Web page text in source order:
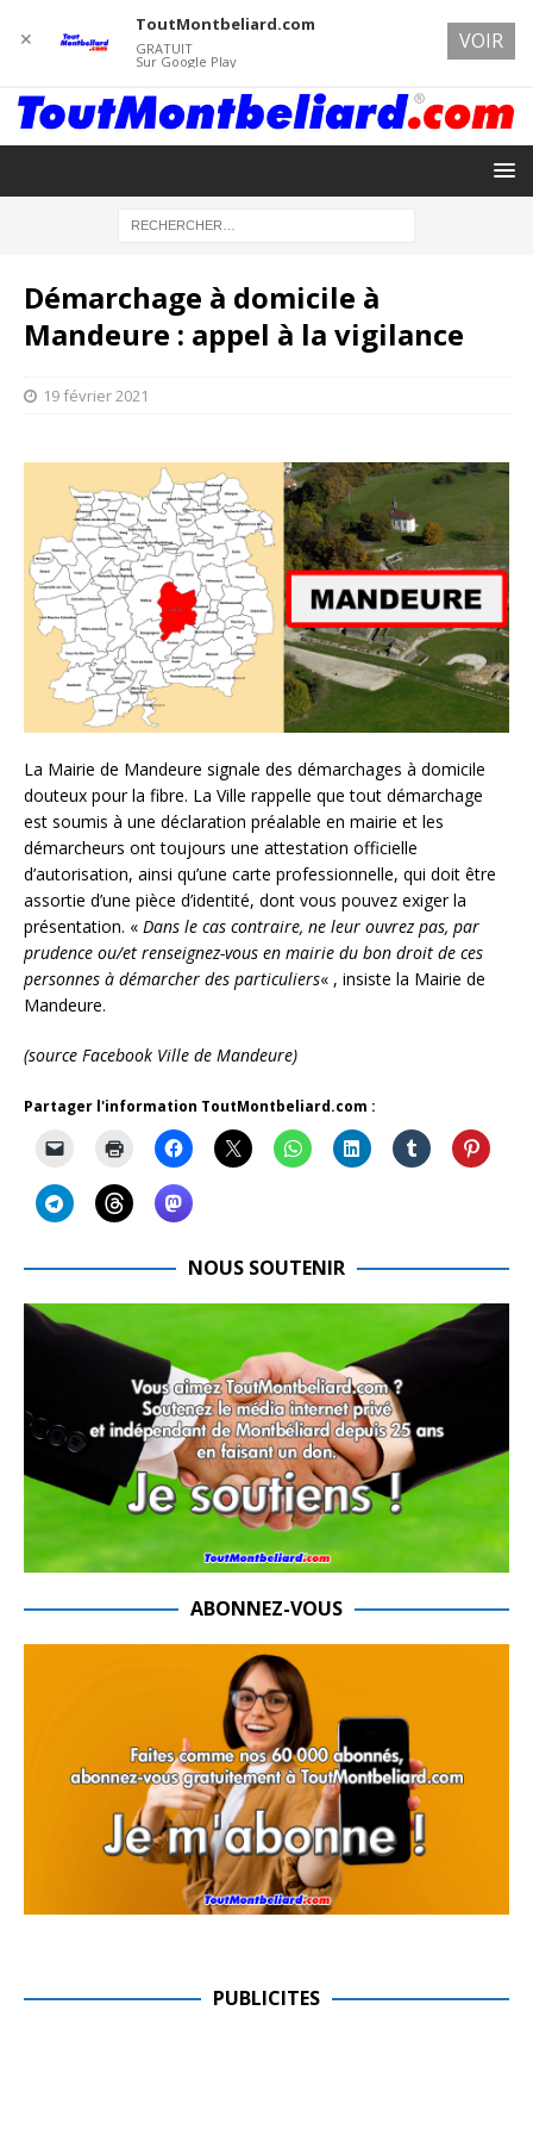
Démarchage à domicile à
Mandeure : appel à la vigilance
19 février 2021
La Mairie de Mandeure signale des démarchages à domicile
douteux pour la fibre. La Ville rappelle que tout démarchage
est soumis à une déclaration préalable en mairie et les
démarcheurs ont toujours une attestation officielle
d’autorisation, ainsi qu’une carte professionnelle, qui doit être
assortie d’une pièce d’identité, dont vous pouvez exiger la
présentation. « Dans le cas contraire, ne leur ouvrez pas, par
prudence ou/et renseignez-vous en mairie du bon droit de ces
personnes à démarcher des particuliers« , insiste la Mairie de
Mandeure.
(source Facebook Ville de Mandeure)
Partager l'information ToutMontbeliard.com :
NOUS SOUTENIR
ABONNEZ-VOUS
PUBLICITES
✕
ToutMontbeliard.com
GRATUIT
Sur Google Play
VOIR